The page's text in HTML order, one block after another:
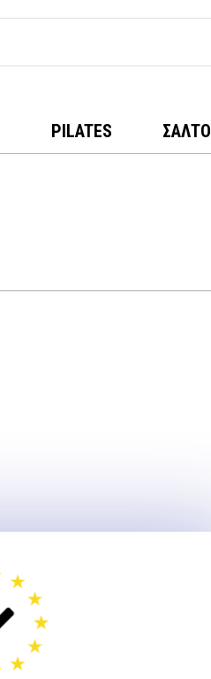
PILATES ΣΑΛΤΟ